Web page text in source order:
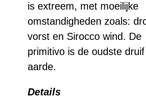
is extreem, met moeilijke
omstandigheden zoals:
vorst en Sirocco wind. De
primitivo is de oudste
aarde.
Details